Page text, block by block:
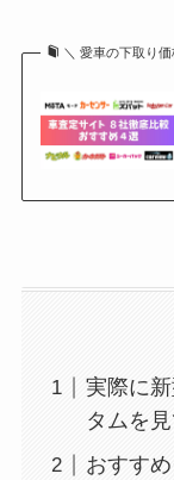
＼ 愛車の下取り
実際に
タムを
おすす